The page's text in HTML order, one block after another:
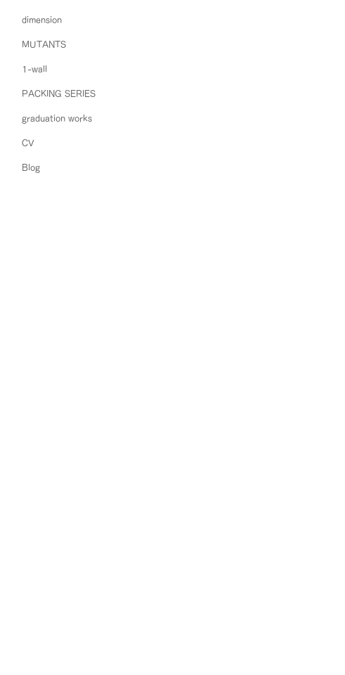
dimension
MUTANTS
1-wall
PACKING SERIES
graduation works
CV
Blog